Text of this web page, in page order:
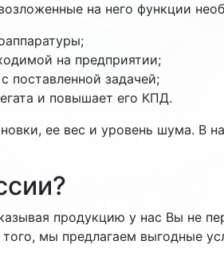
на него функции
на предприятии;
поставленной задачей;
и повышает его КПД.
ее вес и уровень шума. В
продукцию у нас Вы не
мы предлагаем выгодные